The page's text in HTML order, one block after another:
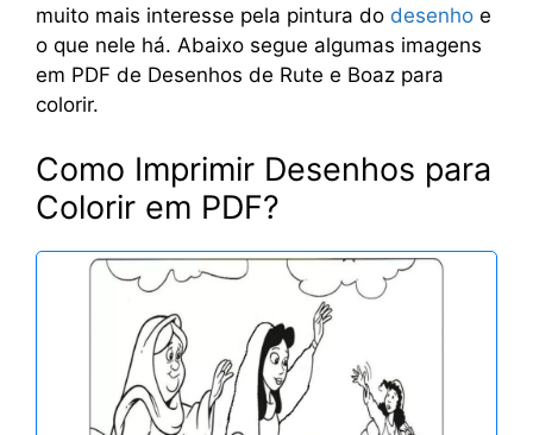
muito mais interesse pela pintura do desenho e
o que nele há. Abaixo segue algumas imagens
em PDF de Desenhos de Rute e Boaz para
colorir.
Como Imprimir Desenhos para
Colorir em PDF?